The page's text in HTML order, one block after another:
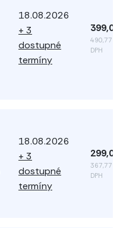
18.08.2026
+ 3
dostupné
termíny
490,77
DPH
18.08.2026
+ 3
dostupné
termíny
367,77
DPH